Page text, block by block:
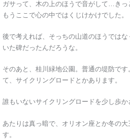
ガサって、木の上のほうで音がして…きっ
もうここで心の中ではくじけかけでした。
後で考えれば、そっちの山道のほうでは
いた碑だったんだろうな。
そのあと、桂川緑地公園。普通の堤防で
て、サイクリングロードとかあります。
誰もいないサイクリングロードを少し歩か
あたりは真っ暗で、オリオン座とか冬の
す。